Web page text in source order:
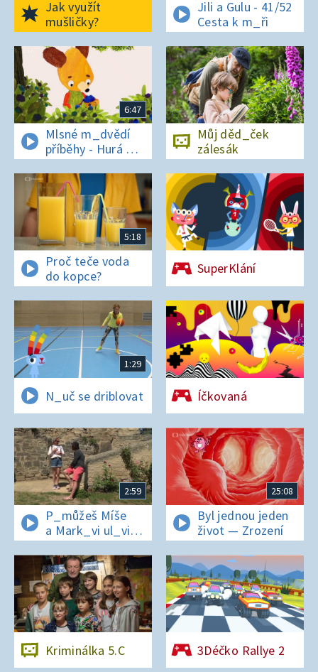
Jak využít
mušličky?
Jili a Gulu - 41/52
Cesta k m_ři
6:47
Mlsné m_dvědí
příběhy - Hurá na
bor_vky
Můj děd_ček
zálesák
5:18
Proč teče voda
do kopce?
SuperKlání
1:29
N_uč se driblovat Íčkovaná
2:59
P_můžeš Míše
a Mark_vi ul_vit
hesl_ na zámku
v Nelahezevsi?
25:08
Byl jednou jeden
život — Zrození
Kriminálka 5.C 3Déčko Rallye 2